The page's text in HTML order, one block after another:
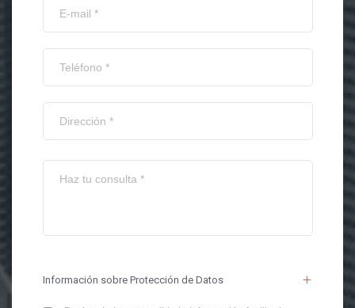
Información sobre Protección de Datos